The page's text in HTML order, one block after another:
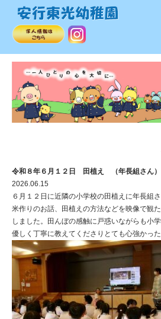
令和８年６月１２日 田植え （年長組さん）
2026.06.15
６月１２日に近隣の小学校の田植えに年長組
米作りのお話、田植えの方法などを映像で観
しました。田んぼの感触に戸惑いながらも小
優しく丁寧に教えてくださりとても心強かった